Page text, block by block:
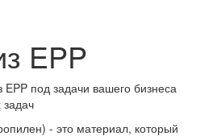
EPP
EPP под задачи вашего бизнеса
- это материал, который